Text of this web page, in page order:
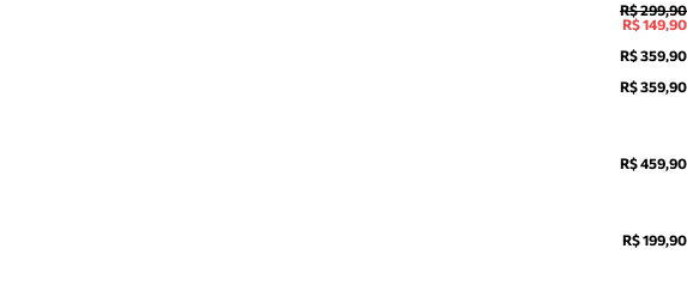
R$ 299,90
R$ 149,90
R$ 359,90
R$ 359,90
R$ 459,90
R$ 199,90